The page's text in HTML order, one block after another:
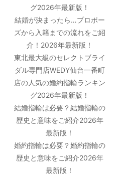
グ2026年最新版！
結婚が決まったら…プロポー
ズから入籍までの流れをご紹
介！2026年最新版！
東北最大級のセレクトブライ
ダル専門店WEDY仙台一番町
店の人気の婚約指輪ランキン
グ2026年最新版！
結婚指輪は必要？結婚指輪の
歴史と意味をご紹介2026年
最新版！
婚約指輪は必要？婚約指輪の
歴史と意味をご紹介2026年
最新版！